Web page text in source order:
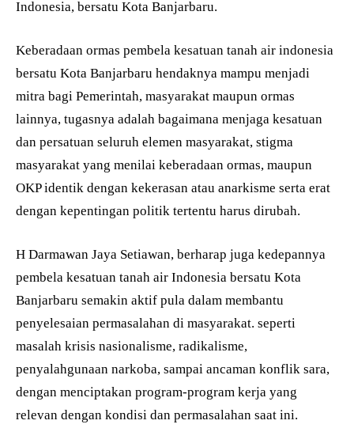
Indonesia, bersatu Kota Banjarbaru.
Keberadaan ormas pembela kesatuan tanah air indonesia
bersatu Kota Banjarbaru hendaknya mampu menjadi
mitra bagi Pemerintah, masyarakat maupun ormas
lainnya, tugasnya adalah bagaimana menjaga kesatuan
dan persatuan seluruh elemen masyarakat, stigma
masyarakat yang menilai keberadaan ormas, maupun
OKP identik dengan kekerasan atau anarkisme serta erat
dengan kepentingan politik tertentu harus dirubah.
H Darmawan Jaya Setiawan, berharap juga kedepannya
pembela kesatuan tanah air Indonesia bersatu Kota
Banjarbaru semakin aktif pula dalam membantu
penyelesaian permasalahan di masyarakat. seperti
masalah krisis nasionalisme, radikalisme,
penyalahgunaan narkoba, sampai ancaman konflik sara,
dengan menciptakan program-program kerja yang
relevan dengan kondisi dan permasalahan saat ini.